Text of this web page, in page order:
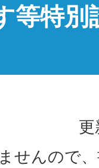
等特別
せんので